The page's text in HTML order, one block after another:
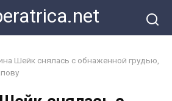
Шейк снялась с обнаженной грудью,